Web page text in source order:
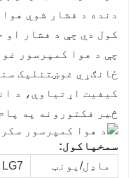
دنده د فشار شوي
کول دي چې د فشار او
چې د هوا کمپرسور
ځانګړي غوښتنلیک
کیفیت اړتیاوې، د
څیر فکتورونه په
سمخپاکول:
ماډل/یونټ
LG7